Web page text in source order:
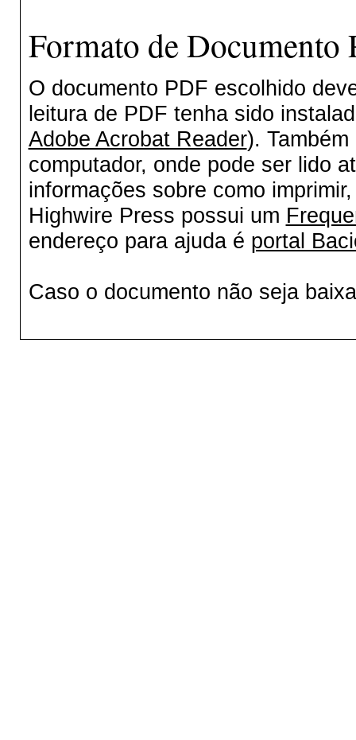
Formato de
O documento PDF escolhido
leitura de PDF tenha sido
Adobe Acrobat Reader).
computador, onde pode ser lido
informações sobre como
Highwire Press possui um
endereço para ajuda é portal
Caso o documento não seja